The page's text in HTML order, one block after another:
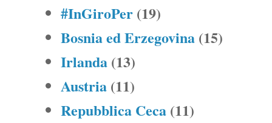
#InGiroPer (19)
Bosnia ed Erzegovina (15)
Irlanda (13)
Austria (11)
Repubblica Ceca (11)